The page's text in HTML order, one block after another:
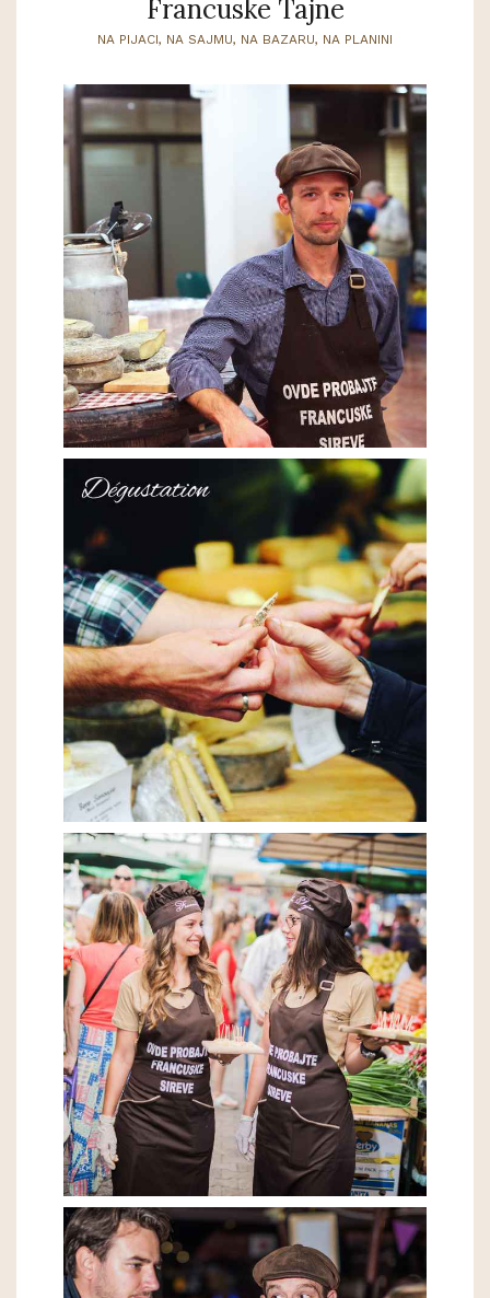
Francuske Tajne
NA PIJACI, NA SAJMU, NA BAZARU, NA PLANINI